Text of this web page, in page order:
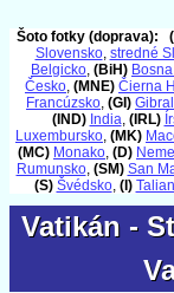
Šoto fotky (doprava):
Slovensko, stredné
Belgicko, (BiH)
Česko, (MNE) Čierna
Francúzsko, (GI)
(IND) India, (IRL)
Luxembursko, (MK)
(MC) Monako, (D)
Rumunsko, (SM) San
(S) Švédsko, (I)
Vatikán -
Vatikán -